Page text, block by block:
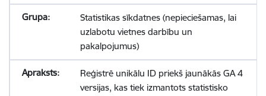
Statistikas sīkdatnes (nepieciešamas, lai
uzlabotu vietnes darbību un
pakalpojumus)
Reģistrē unikālu ID priekš jaunākās GA 4
versijas, kas tiek izmantots statistisko